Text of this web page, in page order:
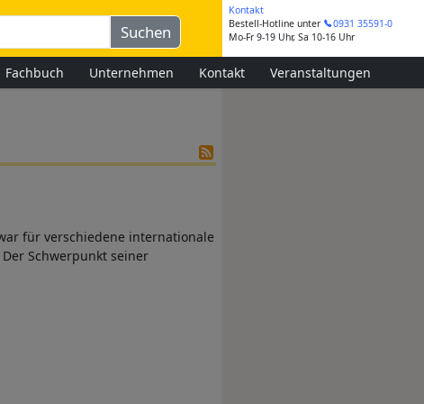
Kontakt
Bestell-Hotline unter
0931 35591-0
Mo-Fr 9-19 Uhr, Sa 10-16 Uhr
Fachbuch Unternehmen Kontakt Veranstaltungen
für verschiedene internationale
Schwerpunkt seiner